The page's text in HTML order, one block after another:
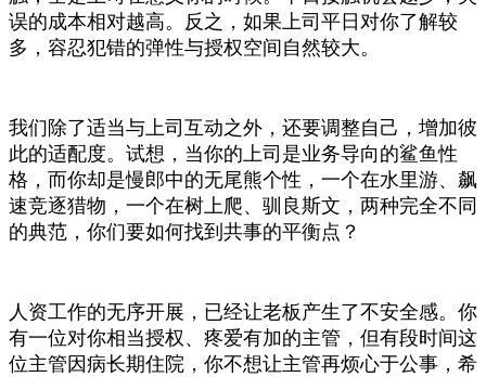
误的成本相对越高。反之，如果上司平日对你了解较
多，容忍犯错的弹性与授权空间自然较大。
我们除了适当与上司互动之外，还要调整自己，增加彼
此的适配度。试想，当你的上司是业务导向的鲨鱼性
格，而你却是慢郎中的无尾熊个性，一个在水里游、飙
速竞逐猎物，一个在树上爬、驯良斯文，两种完全不同
的典范，你们要如何找到共事的平衡点？
人资工作的无序开展，已经让老板产生了不安全感。你
有一位对你相当授权、疼爱有加的主管，但有段时间这
位主管因病长期住院，你不想让主管再烦心于公事，希